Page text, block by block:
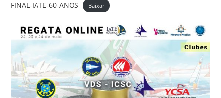
FINAL-IATE-60-ANOS Baixar